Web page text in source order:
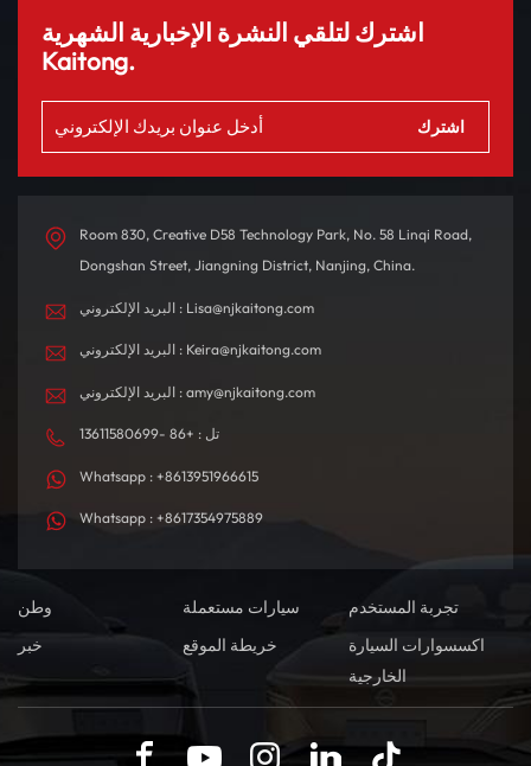
اشترك لتلقي النشرة الإخبارية الشهرية
Kaitong.
Room 830, Creative D58 Technology Park, No. 58 Linqi Road,
Dongshan Street, Jiangning District, Nanjing, China.
البريد الإلكتروني : Lisa@njkaitong.com
البريد الإلكتروني : Keira@njkaitong.com
البريد الإلكتروني : amy@njkaitong.com
تل : +86 -13611580699
Whatsapp : +8613951966615
Whatsapp : +8617354975889
وطن سيارات مستعملة
تجربة المستخدم
خبر
خريطة الموقع
اكسسوارات السيارة
الخارجية